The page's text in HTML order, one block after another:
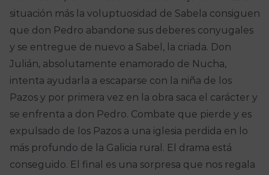
situación más la voluptuosidad de Sabela consiguen
que don Pedro abandone sus deberes conyugales
y se entregue de nuevo a Sabel, la criada. Don
Julián, absolutamente enamorado de Nucha,
intenta ayudarla a escaparse con la niña de los
Pazos y por primera vez en la obra saca el carácter y
se enfrenta a don Pedro. Combate que pierde y es
expulsado de los Pazos a una iglesia perdida en lo
más profundo de la Galicia rural. El drama está
conseguido. El final es una sorpresa que nos regala